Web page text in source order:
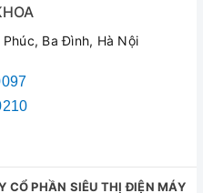
Ba Đình, Hà Nội
CỔ PHẦN SIÊU THỊ ĐIỆN MÁY